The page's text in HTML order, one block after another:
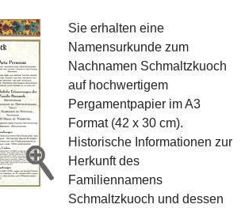
Sie erhalten eine
Namensurkunde zum
Nachnamen Schmaltzkuoch
auf hochwertigem
Pergamentpapier im A3
Format (42 x 30 cm).
Historische Informationen zur
Herkunft des
Familiennamens
Schmaltzkuoch und dessen